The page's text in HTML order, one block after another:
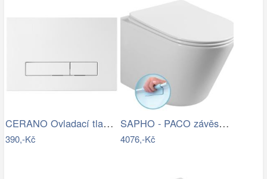
CERANO Ovladací tlačítko WC modulů Lite…
390,-Kč
SAPHO - PACO závěsná WC mísa, Rimless,…
4076,-Kč